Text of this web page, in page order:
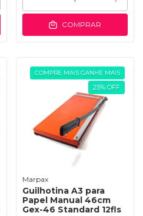
COMPRAR
COMPRE MAIS GANHE MAIS
25% OFF
Marpax
Guilhotina A3 para
Papel Manual 46cm
Gex-46 Standard 12fls